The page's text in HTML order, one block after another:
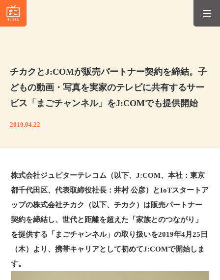
チカクとJ:COMが販売パートナー契約を締結。子
どもの動画・写真を実家のテレビに共有するサー
ビス「まごチャンネル」をJ:COMでも提供開始
2019.04.22
株式会社ジュピターテレコム（以下、J:COM、本社：東京
都千代田区、代表取締役社長：井村 公彦）とIoTスタートア
ップの株式会社チカク（以下、チカク）は販売パートナー
契約を締結し、世代と距離を超えた「家族とのつながり」
を提供する「まごチャンネル」の取り扱いを2019年4月25日
（木）より、携帯キャリアとして初めてJ:COMで開始しま
す。